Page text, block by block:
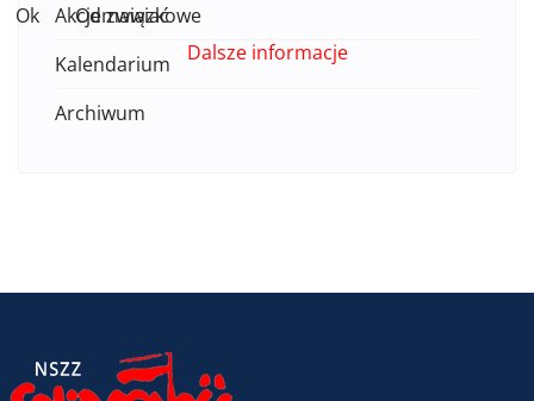
Akcje związkowe
Kalendarium
Archiwum
Ok
Odmawiać
Dalsze informacje